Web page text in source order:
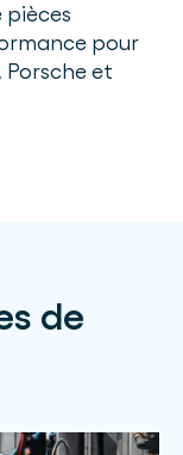
pièces
pour
Porsche et
de